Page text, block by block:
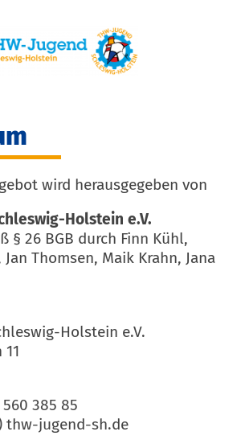
wird herausgegeben von
Holstein e.V.
§ 26 BGB durch Finn Kühl,
Thomsen, Maik Krahn, Jana
Holstein e.V.
385 85
thw-jugend-sh.de